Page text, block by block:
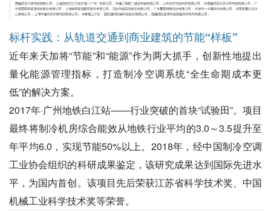
标杆实践：从轨道交通到商业建筑的节能“样板”
近年来天加将“节能”和“能源”作为两大抓手，创新性地提出
量化能源管理指标，打造制冷空调系统“全生命期成本更
低”的解决方案。
2017年·广州地铁白江站——行业突破的首块“试验田”。项目
最终将制冷机房综合能效从地铁行业平均的3.0～3.5提升至
年平均6.0，实现节能50%以上。2018年，经中国制冷空调
工业协会组织的科研成果鉴定，该研究成果达到国际先进水
平，为国内首创。该项目先后荣获江苏省科学技术奖、中国
机械工业科学技术奖等荣誉。